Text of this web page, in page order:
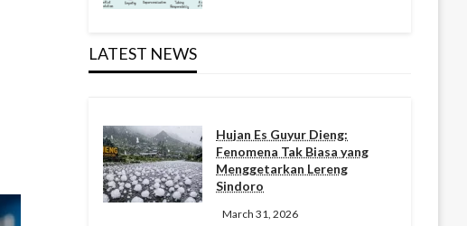
LATEST NEWS
Hujan Es Guyur Dieng:
Fenomena Tak Biasa yang
Menggetarkan Lereng
Sindoro
March 31, 2026